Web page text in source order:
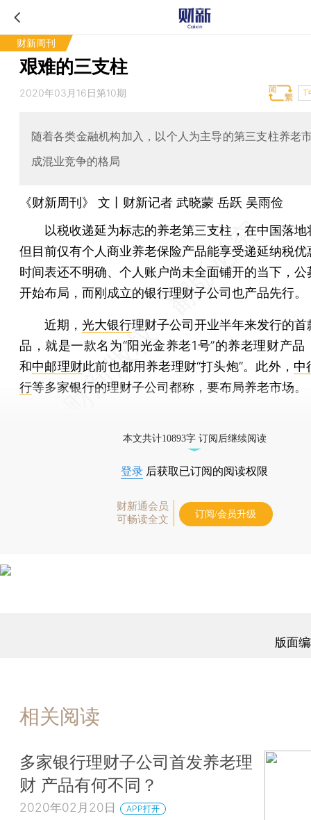
财新周刊
艰难的三支柱
2020年03月16日第10期 T
随着各类金融机构加入，以个人为主导的第三支柱养老
成混业竞争的格局
《财新周刊》 文丨财新记者 武晓蒙 岳跃 吴雨俭
以税收递延为标志的养老第三支柱，在中国落地
但目前仅有个人商业养老保险产品能享受递延纳税优
时间表还不明确、个人账户尚未全面铺开的当下，公
开始布局，而刚成立的银行理财子公司也产品先行。
近期， 光大银行理财子公司开业半年来发行的首
品，就是一款名为“阳光金养老1号”的养老理财产品
和中邮理财此前也都用养老理财“打头炮”。此外， 中
行等多家银行的理财子公司都称，要布局养老市场。
本文共计10893字 订阅后继续阅读
登录 后获取已订阅的阅读权限
财新通会员
可畅读全文
订阅/会员升级
版面
相关阅读
多家银行理财子公司首发养老理
财 产品有何不同？
2020年02月20日 APP打开